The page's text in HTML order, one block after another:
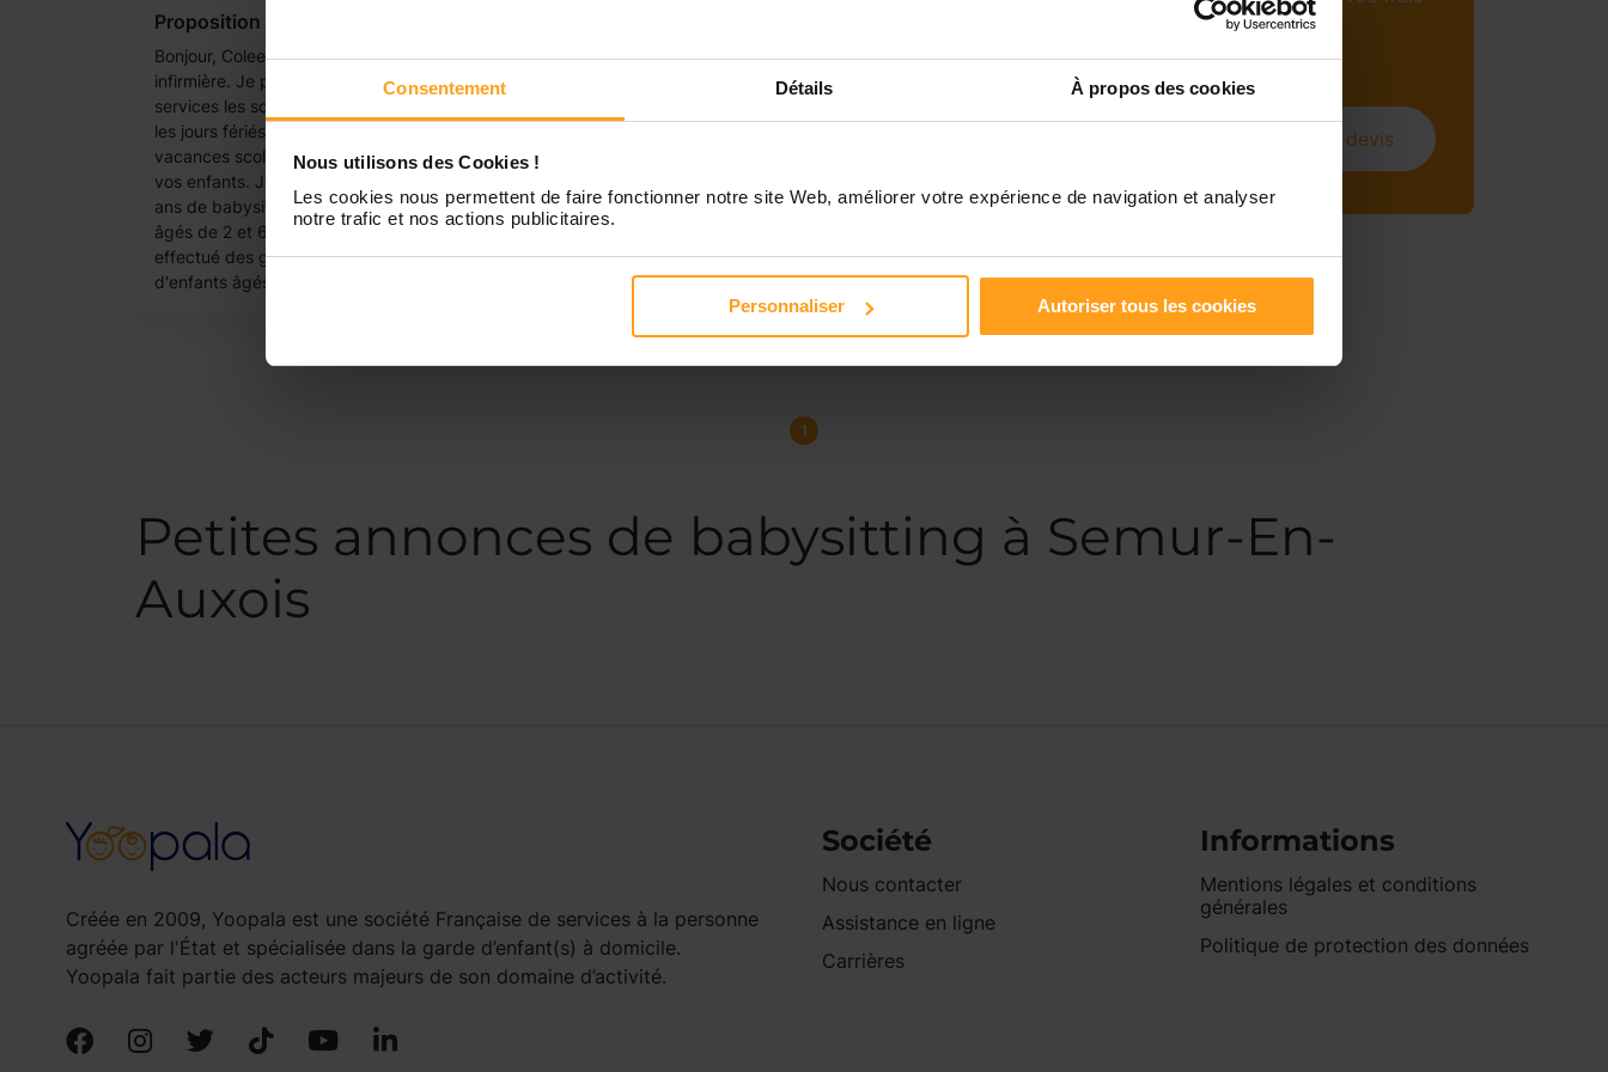
Consentement Détails À propos des cookies
Nous utilisons des Cookies !
Les cookies nous permettent de faire fonctionner notre site Web, améliorer votre expérience de navigation et analyser
notre trafic et nos actions publicitaires.
Personnaliser Autoriser tous les cookies
Proposition de garde
Bonjour, Coleen, 19 ans, étudiante
infirmière. Je propose mes
services les soirs, les week-end,
les jours fériés ainsi que les
vacances scolaires pour garder
vos enfants. J'ai déjà effectué 2
ans de babysitting avec 2 enfants
âgés de 2 et 6 ans. J'ai aussi
effectué des gardes ponctuelles
d'enfants âgés...
mensuels (sous
conditions).
Obtenir un devis
1
Petites annonces de babysitting à Semur-En-
Auxois
Créée en 2009, Yoopala est une société Française de services à la personne
agréée par l'État et spécialisée dans la garde d’enfant(s) à domicile.
Yoopala fait partie des acteurs majeurs de son domaine d’activité.
Société
Nous contacter
Assistance en ligne
Carrières
Informations
Mentions légales et conditions
générales
Politique de protection des données